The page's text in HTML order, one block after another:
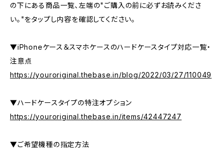
の下にある商品一覧、左端の"ご購入の前に必ずお読みくださ
い。"をタップし内容を確認してください。
▼iPhoneケース＆スマホケースのハードケースタイプ対応一覧・
注意点
https://youroriginal.thebase.in/blog/2022/03/27/110049
▼ハードケースタイプの特注オプション
https://youroriginal.thebase.in/items/42447247
▼ご希望機種の指定方法